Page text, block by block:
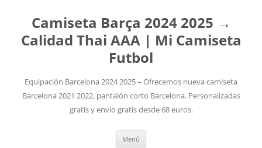
Camiseta Barça 2024 2025 →
Calidad Thai AAA | Mi Camiseta
Futbol
Equipación Barcelona 2024 2025 – Ofrecemos nueva camiseta
Barcelona 2021 2022, pantalón corto Barcelona. Personalizadas
gratis y envío gratis desde 68 euros.
Menú